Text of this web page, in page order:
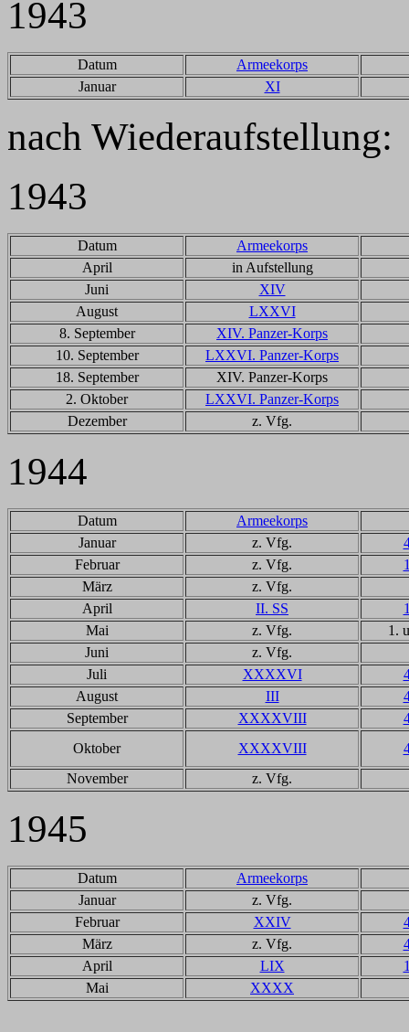
1943
Datum
Armeekorps
Januar
XI
nach Wiederaufstellung:
1943
Datum
Armeekorps
April
in Aufstellung
Juni
XIV
August
LXXVI
8. September
XIV. Panzer-Korps
10. September
LXXVI. Panzer-Korps
18. September
XIV. Panzer-Korps
2. Oktober
LXXVI. Panzer-Korps
Dezember
z. Vfg.
1944
Datum
Armeekorps
Januar
z. Vfg.
Februar
z. Vfg.
März
z. Vfg.
April
II. SS
Mai
z. Vfg.
1.
Juni
z. Vfg.
Juli
XXXXVI
August
III
September
XXXXVIII
Oktober
XXXXVIII
November
z. Vfg.
1945
Datum
Armeekorps
Januar
z. Vfg.
Februar
XXIV
März
z. Vfg.
April
LIX
Mai
XXXX